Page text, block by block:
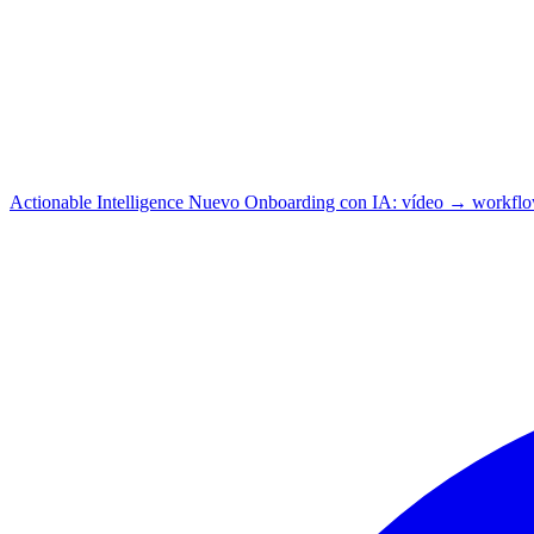
Actionable Intelligence Nuevo Onboarding con IA: vídeo →